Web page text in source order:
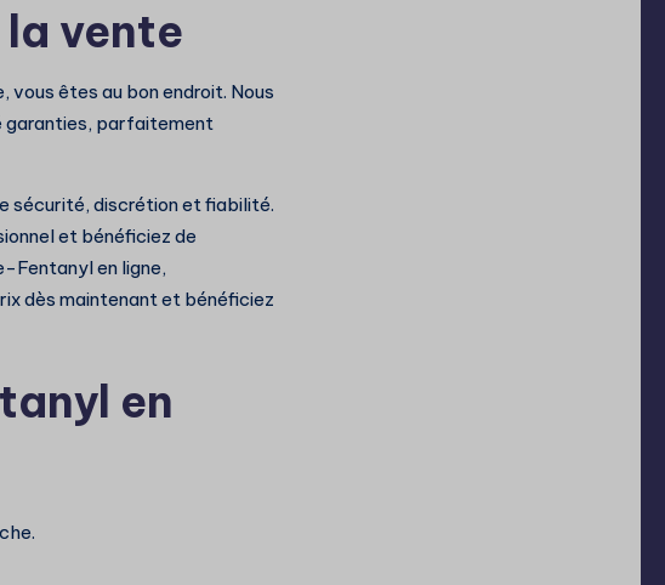
vente
vous êtes au bon endroit. Nous
garanties, parfaitement
sécurité, discrétion et fiabilité.
et bénéficiez de
Fentanyl en ligne,
dès maintenant et bénéficiez
en